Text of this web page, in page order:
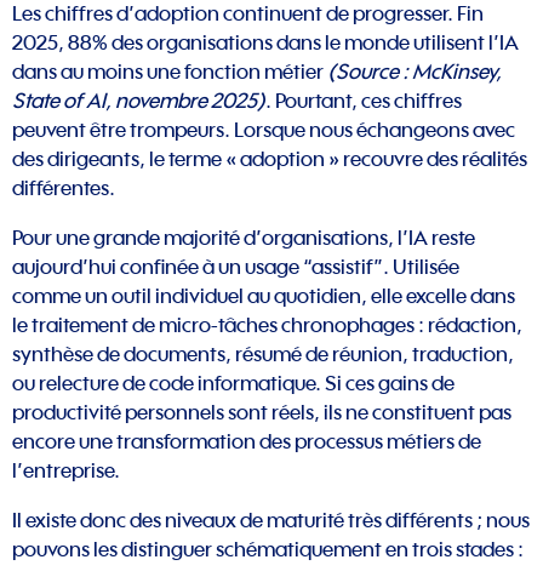
Les chiffres d’adoption continuent de progresser. Fin
2025, 88% des organisations dans le monde utilisent l’IA
dans au moins une fonction métier (Source : McKinsey,
State of AI, novembre 2025). Pourtant, ces chiffres
peuvent être trompeurs. Lorsque nous échangeons avec
des dirigeants, le terme « adoption » recouvre des réalités
différentes.
Pour une grande majorité d’organisations, l’IA reste
aujourd’hui confinée à un usage “assistif”. Utilisée
comme un outil individuel au quotidien, elle excelle dans
le traitement de micro-tâches chronophages : rédaction,
synthèse de documents, résumé de réunion, traduction,
ou relecture de code informatique. Si ces gains de
productivité personnels sont réels, ils ne constituent pas
encore une transformation des processus métiers de
l’entreprise.
Il existe donc des niveaux de maturité très différents ; nous
pouvons les distinguer schématiquement en trois stades :